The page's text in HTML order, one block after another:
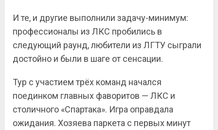
И те, и другие выполнили задачу-минимум:
профессионалы из ЛКС пробились в
следующий раунд, любители из ЛГТУ сыграли
достойно и были в шаге от сенсации.
Тур с участием трёх команд начался
поединком главных фаворитов — ЛКС и
столичного «Спартака». Игра оправдала
ожидания. Хозяева паркета с первых минут